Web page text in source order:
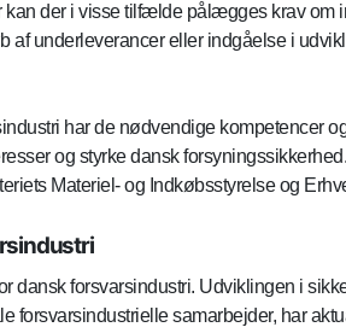
der i visse tilfælde pålægges krav om
underleverancer eller indgåelse i
har de nødvendige kompetencer
og styrke dansk
Materiel- og Indkøbsstyrelse og
dansk forsvarsindustri. Udviklingen i
forsvarsindustrielle samarbejder, har